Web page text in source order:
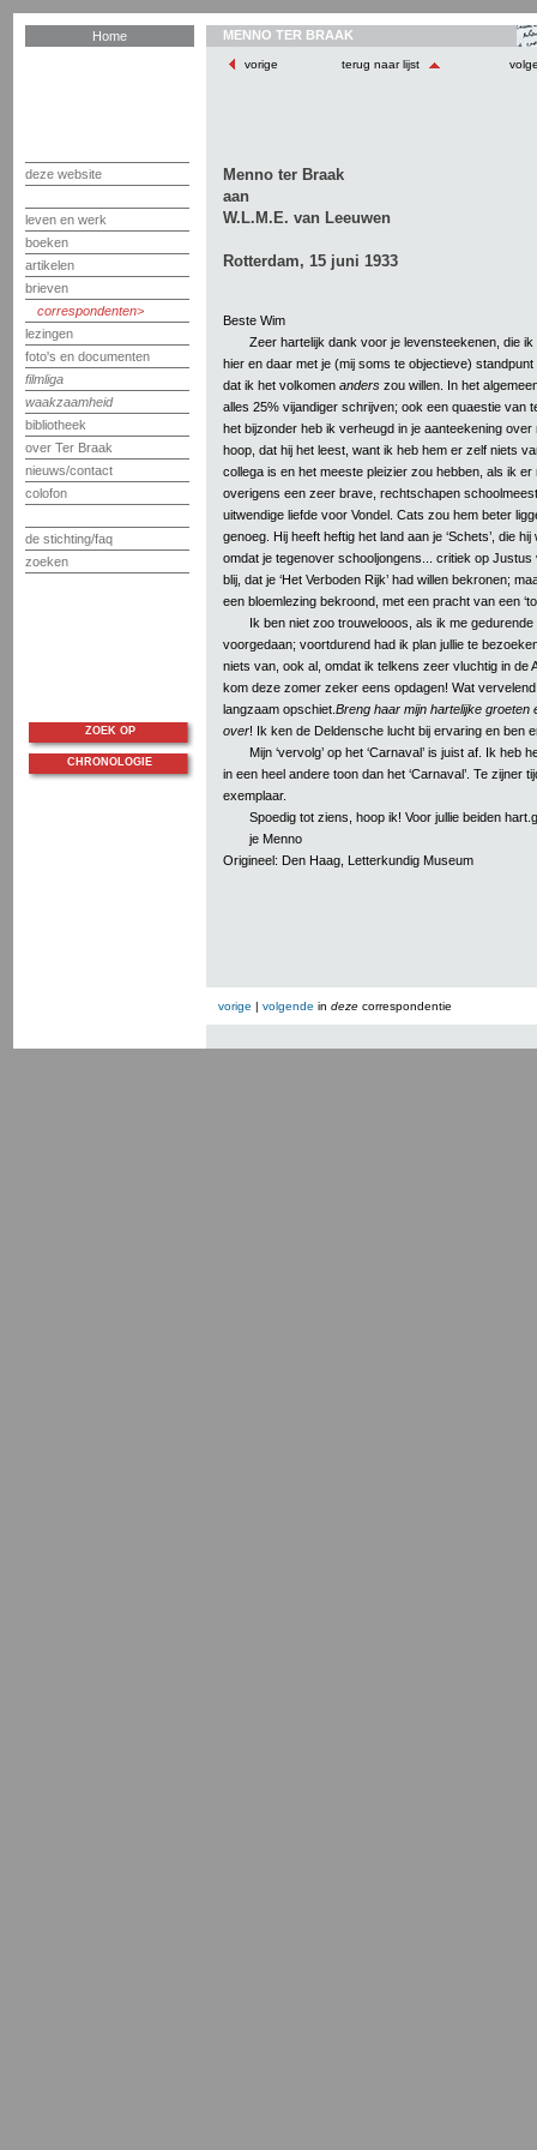
Home
deze website
leven en werk
boeken
artikelen
brieven
correspondenten
lezingen
foto's en documenten
filmliga
waakzaamheid
bibliotheek
over Ter Braak
nieuws/contact
colofon
de stichting/faq
zoeken
MENNO TER BRAAK
vorige terug naar lijst
Menno ter Braak
aan
W.L.M.E. van Leeuwen
Rotterdam, 15 juni 1933
Beste Wim
Zeer hartelijk dank voor je levensteekenen, die
hier en daar met je (mij soms te objectieve)
dat ik het volkomen anders zou willen. In het
alles 25% vijandiger schrijven; ook een quaestie van
het bijzonder heb ik verheugd in je aanteekening
hoop, dat hij het leest, want ik heb hem er zelf niets
collega is en het meeste pleizier zou hebben, als ik
overigens een zeer brave, rechtschapen
uitwendige liefde voor Vondel. Cats zou hem beter
genoeg. Hij heeft heftig het land aan je ‘Schets’, die
omdat je tegenover schooljongens... critiek op Justus
blij, dat je ‘Het Verboden Rijk’ had willen bekronen;
een bloemlezing bekroond, met een pracht van een
Ik ben niet zoo trouwelooos, als ik me
voorgedaan; voortdurend had ik plan jullie te
niets van, ook al, omdat ik telkens zeer vluchtig in de
kom deze zomer zeker eens opdagen! Wat
langzaam opschiet. Breng haar mijn hartelijke groeten
over! Ik ken de Deldensche lucht bij ervaring en ben
Mijn ‘vervolg’ op het ‘Carnaval’ is juist af. Ik heb
in een heel andere toon dan het ‘Carnaval’. Te zijner
exemplaar.
Spoedig tot ziens, hoop ik! Voor jullie beiden
je Menno
Origineel: Den Haag, Letterkundig Museum
vorige | volgende in deze correspondentie
ZOEK OP
CHRONOLOGIE